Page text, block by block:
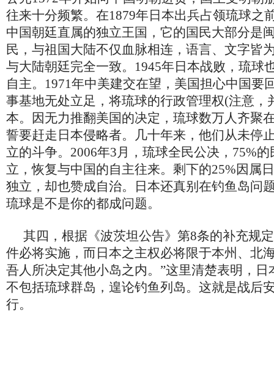
往来十分频繁。在1879年日本出兵占领琉球之
中国朝廷直属的独立王国，它的国民大部分是
民，与祖国大陆不仅血脉相连，语言、文字皆
与大陆朝廷完全一致。1945年日本战败，琉球
自主。1971年中美建交在望，美国担心中国要
事基地无处立足，将琉球的行政管理权(注意，
本。因无力推翻美国的决定，琉球数万人齐聚
誓要赶走日本侵略者。几十年来，他们从未停
立的斗争。2006年3月，琉球全民公决，75%
立，恢复与中国的自主往来。剩下的25%因属
独立，却也赞成自治。日本还真别在钓鱼岛问
琉球是不是你的都成问题。
其四，根据《波茨坦公告》第8条的补充规
件必将实施，而日本之主权必将限于本州、北
吾人所决定其他小岛之内。”这里清楚表明，日
不包括琉球群岛，遑论钓鱼列岛。这就是战后
行。